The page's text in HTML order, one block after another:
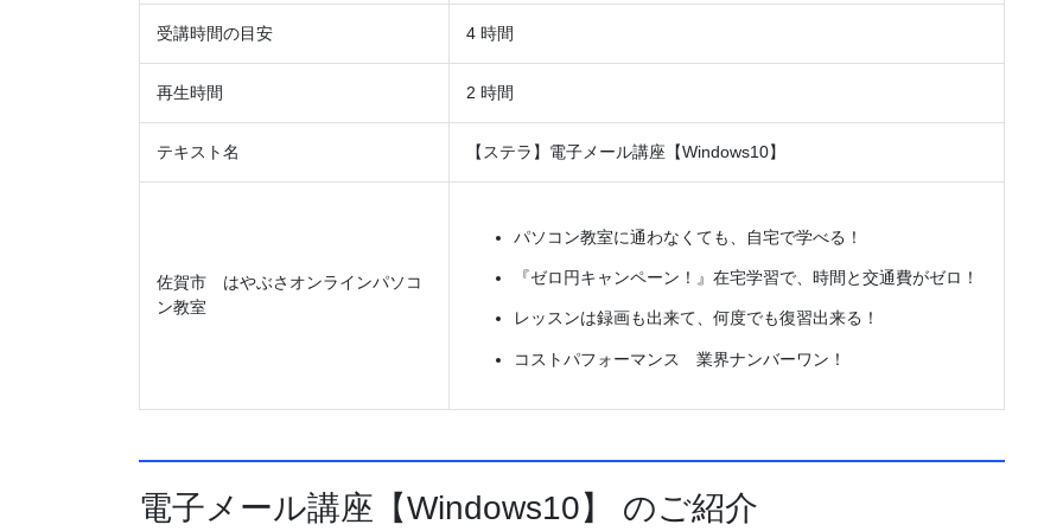
受講時間の目安 4 時間
再生時間 2 時間
テキスト名 【ステラ】電子メール講座【Windows10】
佐賀市 はやぶさオンラインパソコ
ン教室
パソコン教室に通わなくても、自宅で学べる！
『ゼロ円キャンペーン！』在宅学習で、時間と交通費がゼロ！
レッスンは録画も出来て、何度でも復習出来る！
コストパフォーマンス 業界ナンバーワン！
電子メール講座【Windows10】 のご紹介